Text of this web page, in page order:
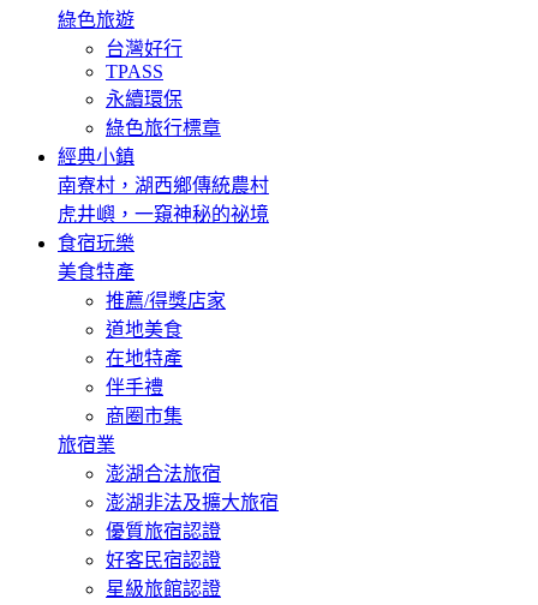
綠色旅遊
台灣好行
TPASS
永續環保
綠色旅行標章
經典小鎮
南寮村，湖西鄉傳統農村
虎井嶼，一窺神秘的祕境
食宿玩樂
美食特產
推薦/得獎店家
道地美食
在地特產
伴手禮
商圈市集
旅宿業
澎湖合法旅宿
澎湖非法及擴大旅宿
優質旅宿認證
好客民宿認證
星級旅館認證